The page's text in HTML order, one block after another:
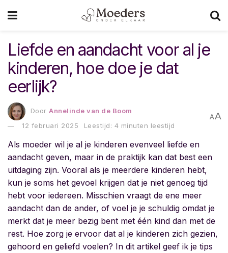
Liefde en aandacht voor al je
kinderen, hoe doe je dat
eerlijk?
Door Annelinde van de Boom
12 februari 2025
Leestijd: 4 minuten leestijd
AA
Als moeder wil je al je kinderen evenveel liefde en
aandacht geven, maar in de praktijk kan dat best een
uitdaging zijn. Vooral als je meerdere kinderen hebt,
kun je soms het gevoel krijgen dat je niet genoeg tijd
hebt voor iedereen. Misschien vraagt de ene meer
aandacht dan de ander, of voel je je schuldig omdat je
merkt dat je meer bezig bent met één kind dan met de
rest. Hoe zorg je ervoor dat al je kinderen zich gezien,
gehoord en geliefd voelen? In dit artikel geef ik je tips